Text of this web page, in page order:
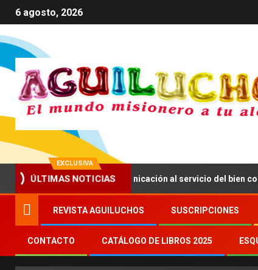
6 agosto, 2026
EXCLUSIVA
ÚLTIMAS NOTICIAS
a impulsar una comunicación al servicio del bien común
REVISTA AGUILUCHOS SUSCRIPCIONES
CONTACTO CATÁLOGO DE LIBROS 2025